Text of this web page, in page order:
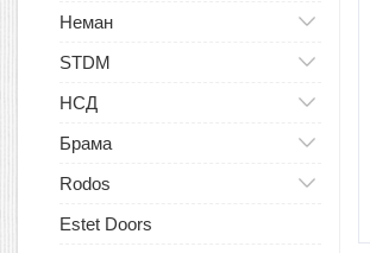
Неман
STDM
НСД
Брама
Rodos
Estet Doors